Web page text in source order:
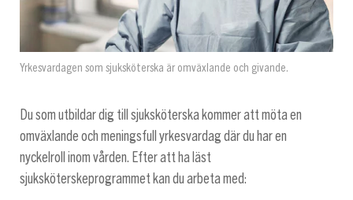
Yrkesvardagen som sjuksköterska är omväxlande och givande.
Du som utbildar dig till sjuksköterska kommer att möta en
omväxlande och meningsfull yrkesvardag där du har en
nyckelroll inom vården. Efter att ha läst
sjuksköterskeprogrammet kan du arbeta med: